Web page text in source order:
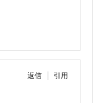
返信 引用